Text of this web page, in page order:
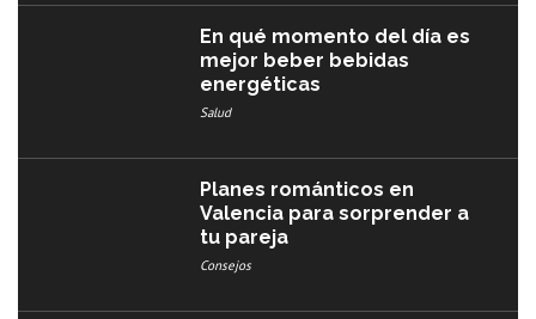
En qué momento del día es
mejor beber bebidas
energéticas
Salud
Planes románticos en
Valencia para sorprender a
tu pareja
Consejos